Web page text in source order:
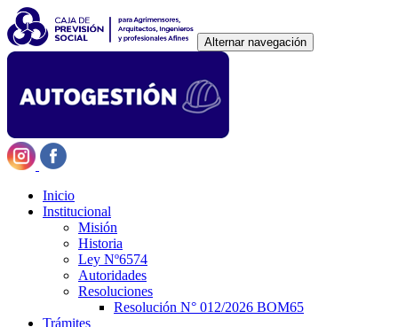
Alternar navegación
Inicio
Institucional
Misión
Historia
Ley Nº6574
Autoridades
Resoluciones
Resolución N° 012/2026 BOM65
Trámites